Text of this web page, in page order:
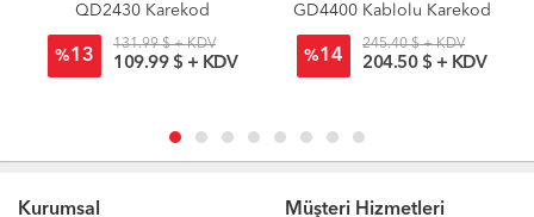
QD2430 Karekod
Okuyucu
%13
131.99 $ + KDV
109.99 $ + KDV
GD4400 Kablolu Karekod
Okuyucu
%14
245.40 $ + KDV
204.50 $ + KDV
Kurumsal Müşteri Hizmetleri